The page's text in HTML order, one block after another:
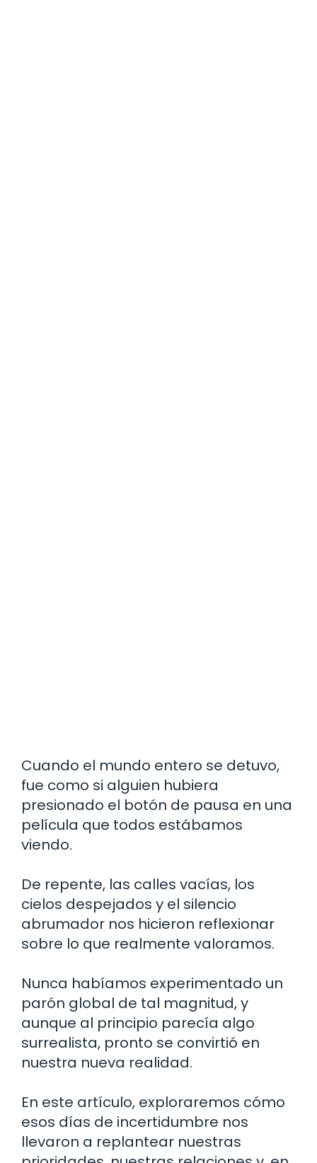
Cuando el mundo entero se detuvo,
fue como si alguien hubiera
presionado el botón de pausa en una
película que todos estábamos
viendo.
De repente, las calles vacías, los
cielos despejados y el silencio
abrumador nos hicieron reflexionar
sobre lo que realmente valoramos.
Nunca habíamos experimentado un
parón global de tal magnitud, y
aunque al principio parecía algo
surrealista, pronto se convirtió en
nuestra nueva realidad.
En este artículo, exploraremos cómo
esos días de incertidumbre nos
llevaron a replantear nuestras